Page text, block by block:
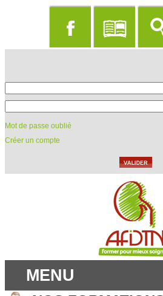
Mot de passe oublié
Créer un compte
MENU